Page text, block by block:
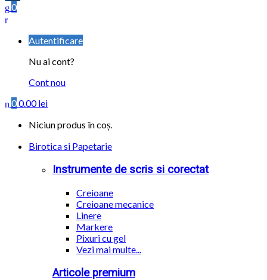
0
Autentificare
Nu ai cont?
Cont nou
00.00lei
Niciun produs în coș.
Birotica si Papetarie
Instrumente de scris si corectat
Creioane
Creioane mecanice
Linere
Markere
Pixuri cu gel
Vezi mai multe...
Articole premium